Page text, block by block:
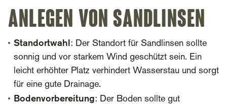
Anlegen von Sandlinsen
Standortwahl : Der Standort für Sandlinsen sollte
sonnig und vor starkem Wind geschützt sein. Ein
leicht erhöhter Platz verhindert Wasserstau und sorgt
für eine gute Drainage.
Bodenvorbereitung: Der Boden sollte gut